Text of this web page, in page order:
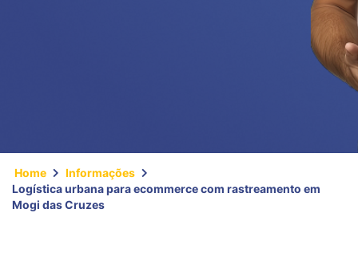
Home
Informações
Logística urbana para ecommerce com rastreamento em
Mogi das Cruzes